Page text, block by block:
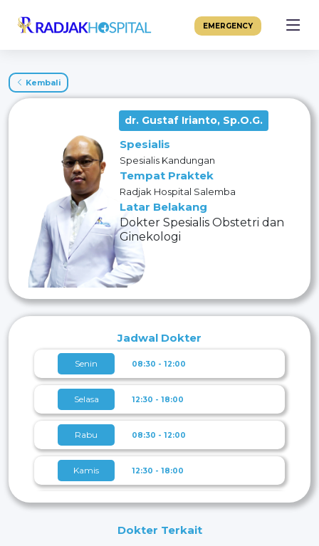
EMERGENCY
Kembali
dr. Gustaf Irianto, Sp.O.G.
Spesialis
Spesialis Kandungan
Tempat Praktek
Radjak Hospital Salemba
Latar Belakang
Dokter Spesialis Obstetri dan
Ginekologi
Jadwal Dokter
Senin 08:30 - 12:00
Selasa 12:30 - 18:00
Rabu 08:30 - 12:00
Kamis 12:30 - 18:00
Jumat 08:30 - 12:00
Dokter Terkait